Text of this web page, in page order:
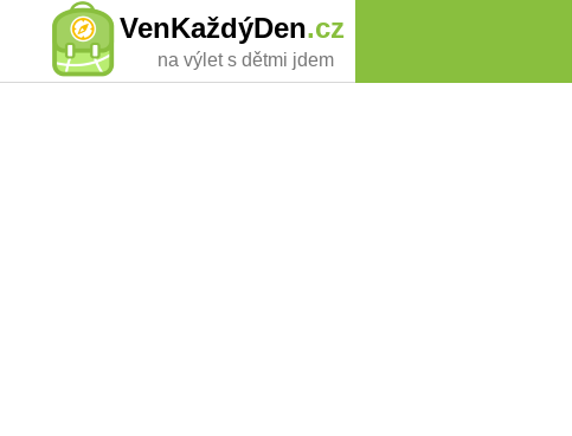
VenKaždýDen.cz
na výlet s dětmi jdem